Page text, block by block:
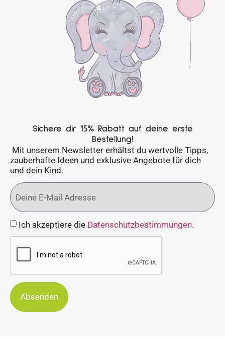
Sichere dir 15% Rabatt auf deine erste
Bestellung!
Mit unserem Newsletter erhältst du wertvolle Tipps,
zauberhafte Ideen und exklusive Angebote für dich
und dein Kind.
Ich akzeptiere die Datenschutzbestimmungen.
Absenden